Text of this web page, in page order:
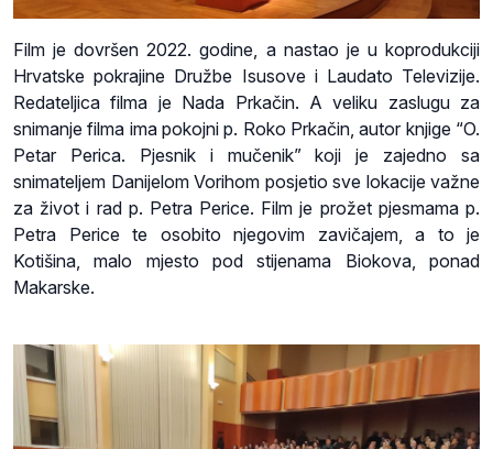
Film je dovršen 2022. godine, a nastao je u koprodukciji
Hrvatske pokrajine Družbe Isusove i Laudato Televizije.
Redateljica filma je Nada Prkačin. A veliku zaslugu za
snimanje filma ima pokojni p. Roko Prkačin, autor knjige “O.
Petar Perica. Pjesnik i mučenik” koji je zajedno sa
snimateljem Danijelom Vorihom posjetio sve lokacije važne
za život i rad p. Petra Perice. Film je prožet pjesmama p.
Petra Perice te osobito njegovim zavičajem, a to je
Kotišina, malo mjesto pod stijenama Biokova, ponad
Makarske.